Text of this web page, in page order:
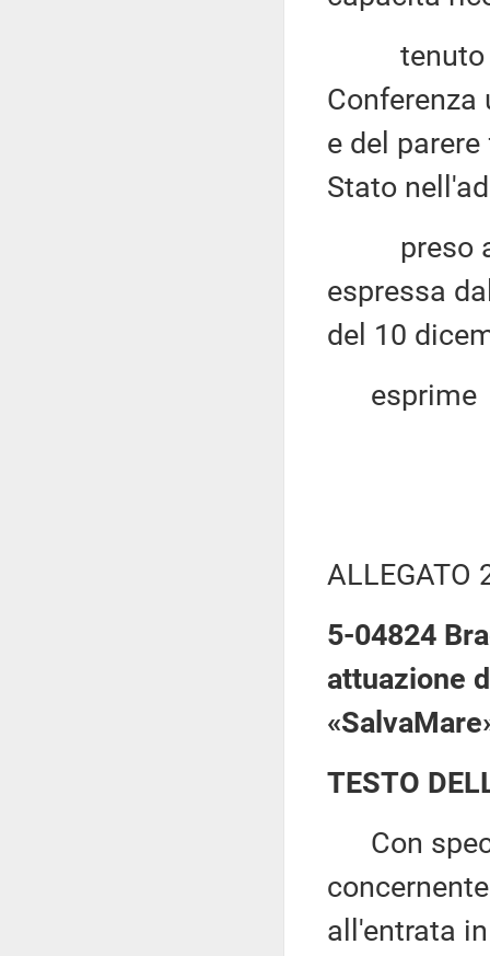
tenuto
e del
Stato
preso
espressa
del 10
esprime
ALLEGATO
5-04824
attuazione
TESTO
Con
all'entrata